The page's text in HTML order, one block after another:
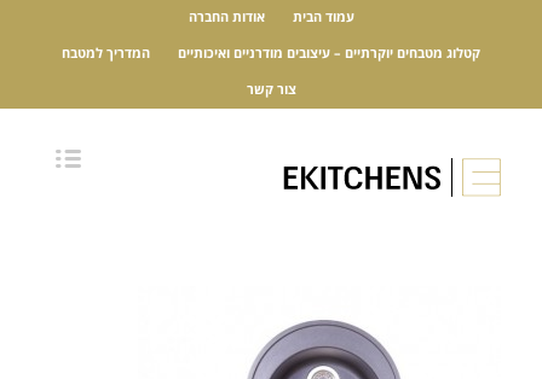
עמוד הבית אודות החברה
קטלוג מטבחים יוקרתיים – עיצובים מודרניים ואיכותיים המדריך למטבח
צור קשר